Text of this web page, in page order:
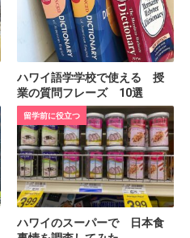
ハワイ語学学校で使える 授
業の質問フレーズ 10選
留学前に役立つ
ハワイのスーパーで 日本食